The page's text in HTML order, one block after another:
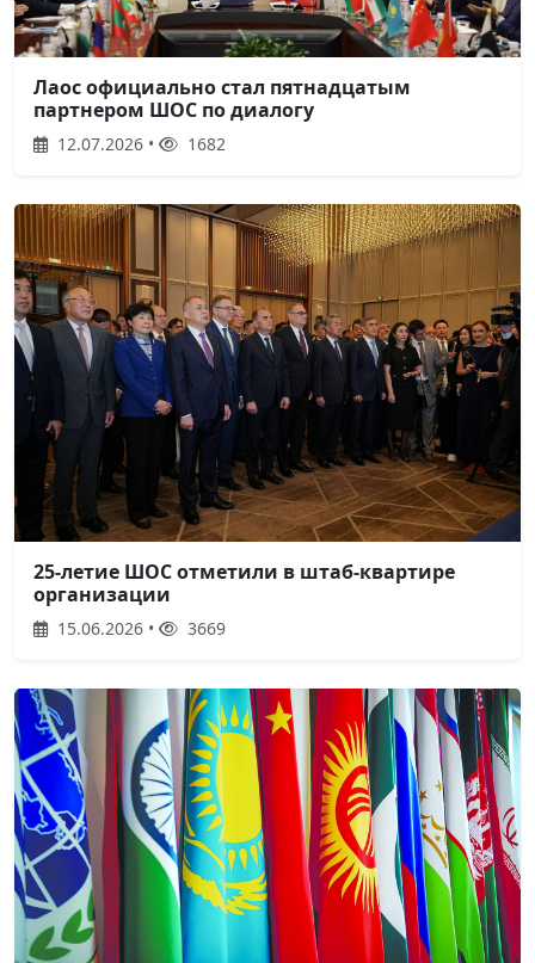
Лаос официально стал пятнадцатым
партнером ШОС по диалогу
12.07.2026 • 1682
25-летие ШОС отметили в штаб-квартире
организации
15.06.2026 • 3669